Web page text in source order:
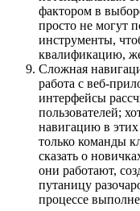
фактором в
просто не могут
инструменты,
квалификацию,
Сложная
работа с веб-
интерфейсы
пользователей;
навигацию в
только команды
сказать о
они работают,
путаницу
процессе